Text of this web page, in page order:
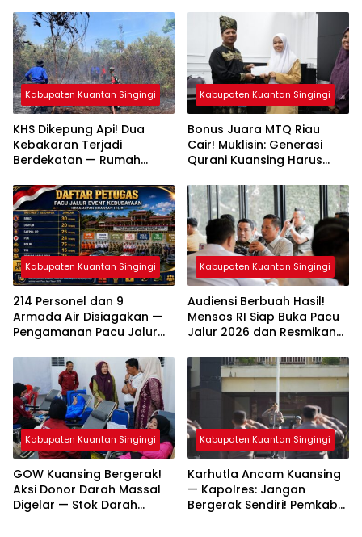
Kabupaten Kuantan Singingi
KHS Dikepung Api! Dua
Kebakaran Terjadi
Berdekatan — Rumah
Terbakar
Kabupaten Kuantan Singingi
Bonus Juara MTQ Riau
Cair! Muklisin: Generasi
Qurani Kuansing Harus
Kabupaten Kuantan Singingi
214 Personel dan 9
Armada Air Disiagakan —
Pengamanan Pacu Jalur
Dipastikan Maksimal
Kabupaten Kuantan Singingi
Audiensi Berbuah Hasil!
Mensos RI Siap Buka Pacu
Jalur 2026 dan Resmikan
Kuansing
Kabupaten Kuantan Singingi
GOW Kuansing Bergerak!
Aksi Donor Darah Massal
Digelar — Stok Darah
Kabupaten Kuantan Singingi
Karhutla Ancam Kuansing
— Kapolres: Jangan
Bergerak Sendiri! Pemkab